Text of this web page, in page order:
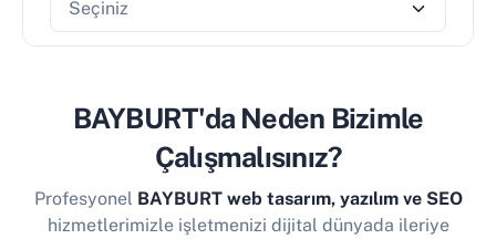
BAYBURT'da Neden Bizimle
Çalışmalısınız?
Profesyonel BAYBURT web tasarım, yazılım ve SEO
hizmetlerimizle işletmenizi dijital dünyada ileriye